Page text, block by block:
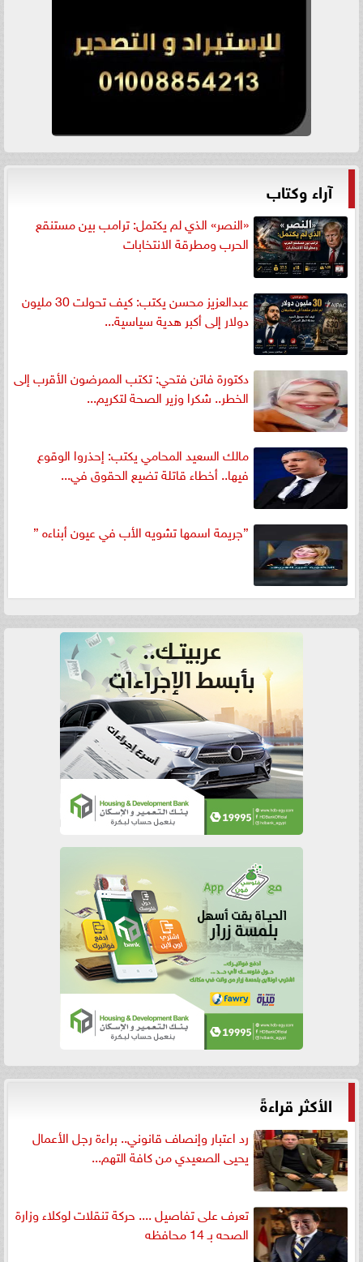
آراء وكتاب
«النصر» الذي لم يكتمل: ترامب بين مستنقع
الحرب ومطرقة الانتخابات
عبدالعزيز محسن يكتب: كيف تحولت 30 مليون
دولار إلى أكبر هدية سياسية...
دكتورة فاتن فتحي: تكتب الممرضون الأقرب إلى
الخطر.. شكرا وزير الصحة لتكريم...
مالك السعيد المحامي يكتب: إحذروا الوقوع
فيها.. أخطاء قاتلة تضيع الحقوق في...
”جريمة اسمها تشويه الأب في عيون أبناءه ”
الأكثر قراءةً
رد اعتبار وإنصاف قانوني.. براءة رجل الأعمال
يحيى الصعيدي من كافة التهم...
تعرف على تفاصيل .... حركة تنقلات لوكلاء وزارة
الصحه بـ 14 محافظه